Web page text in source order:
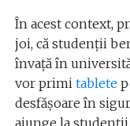
În acest context,
joi, că studenții
învață în
vor primi tablete
desfășoare în
ajunge la